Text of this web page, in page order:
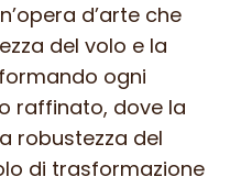
d’arte che
del volo e la
ogni
raffinato, dove la
robustezza del
di trasformazione